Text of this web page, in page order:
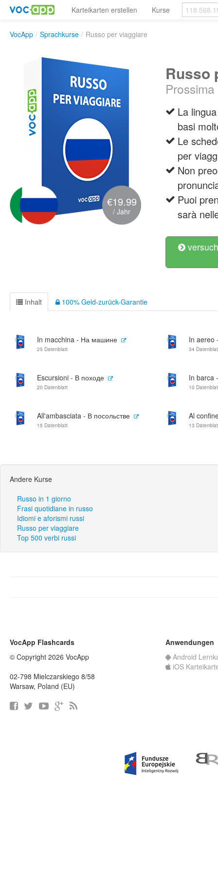
Karteikarten erstellen Kurse
VocApp / Sprachkurse / Russo per viaggiare
€19.99
/ Jahr
Russo
La
basi
Le
per
Non
Puoi
sarà
Inhalt 100% Geld-zurück-Garantie
In macchina - На машине
25 Datenblatt
In aereo
34
Escursioni - В походе
20 Datenblatt
In barca
10
All'ambasciata - В посольстве
15 Datenblatt
Al
13
Andere Kurse
Russo in 1 giorno
Frasi quotidiane in russo
Idiomi e aforismi russi
Russo per viaggiare
Top 500 verbi russi
VocApp Flashcards
© Copyright 2026 VocApp
02-798 Mielczarskiego 8/58
Warsaw, Poland (EU)
Anwendungen
Android
iOS